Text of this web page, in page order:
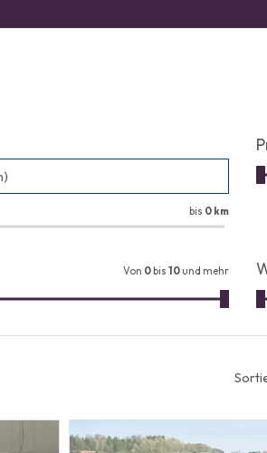
bis 0 km
Von 0bis 10 und mehr